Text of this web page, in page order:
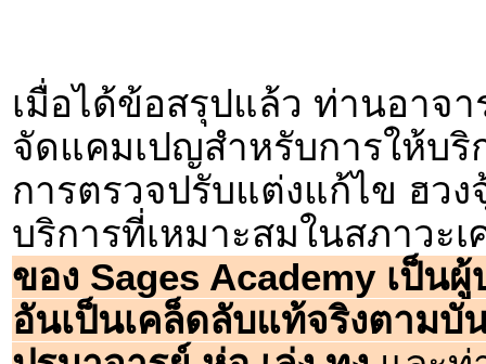
เมื่อได้ข้อสรุปแล้ว ท่านอาจา
จัดแคมเปญสำหรับการให้บริ
การตรวจปรับแต่งแก้ไข ฮว
บริการที่เหมาะสมในสภาวะ
ของ Sages Academy เป็น
อันเป็นเคล็ดลับแท้จริงตามบั